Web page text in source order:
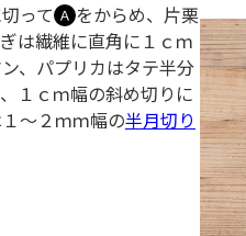
って Ａ をからめ、片栗
は繊維に直角に１ｃｍ
、パプリカはタテ半分
１ｃｍ幅の斜め切りに
～２ｍｍ幅の半月切り